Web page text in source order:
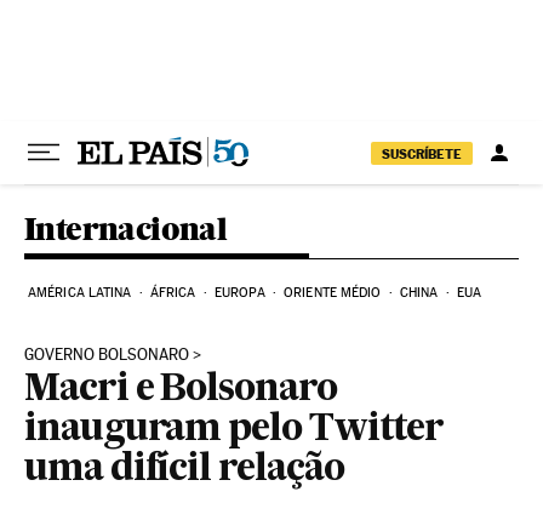
SUSCRÍBETE
Internacional
AMÉRICA LATINA ÁFRICA EUROPA ORIENTE MÉDIO CHINA EUA
GOVERNO BOLSONARO
Macri e Bolsonaro
inauguram pelo Twitter
uma difícil relação